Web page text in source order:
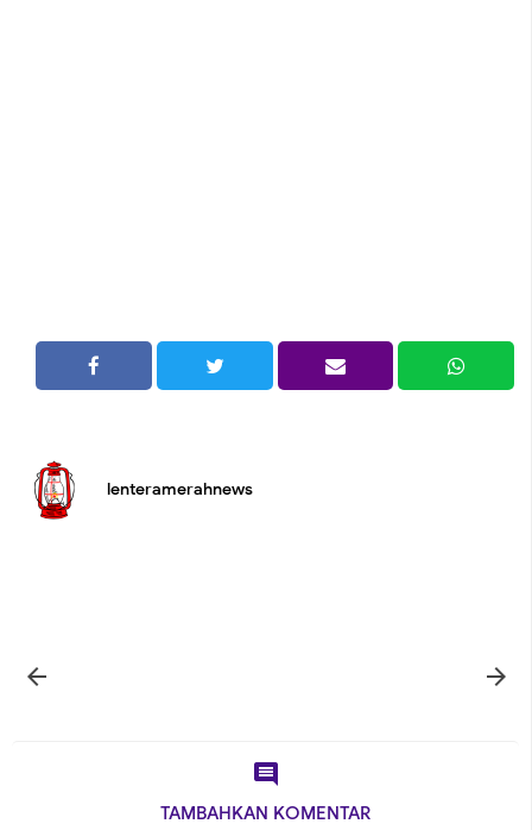
lenteramerahnews
 

TAMBAHKAN KOMENTAR